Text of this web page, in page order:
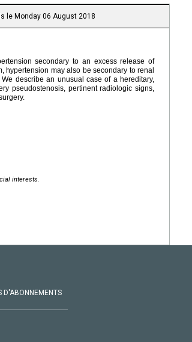
le Monday 06 August 2018
secondary to an excess release of
hypertension may also be secondary to renal
describe an unusual case of a hereditary,
pseudostenosis, pertinent radiologic signs,
interests.
D'ABONNEMENTS